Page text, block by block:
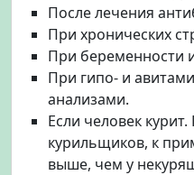
После лечения
При хронических
При беременности
При гипо- и
анализами.
Если человек
курильщиков, к
выше, чем у